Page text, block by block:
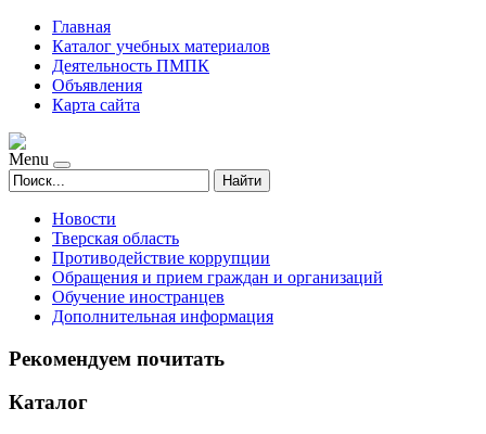
Главная
Каталог учебных материалов
Деятельность ПМПК
Объявления
Карта сайта
Menu
Найти
Новости
Тверская область
Противодействие коррупции
Обращения и прием граждан и организаций
Обучение иностранцев
Дополнительная информация
Рекомендуем почитать
Каталог